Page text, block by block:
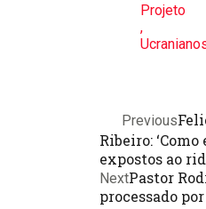
Projeto
,
Previous
Ribeiro:
expostos ao
NextPastor
processado